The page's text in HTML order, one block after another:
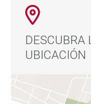
DESCUBRA
UBICACIÓN